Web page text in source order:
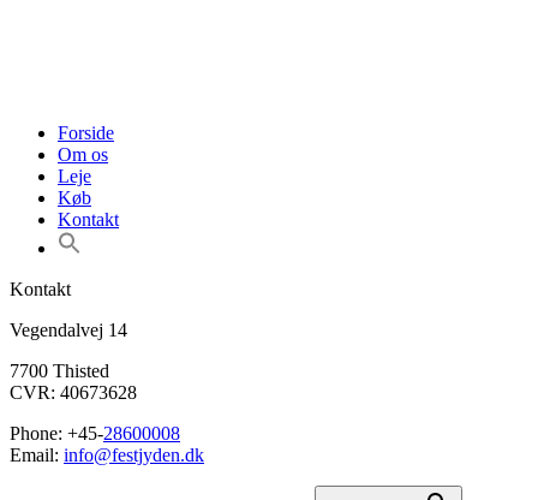
Forside
Om os
Leje
Køb
Kontakt
Kontakt
Vegendalvej 14
7700 Thisted
CVR: 40673628
Phone: +45-28600008
Email: info@festjyden.dk